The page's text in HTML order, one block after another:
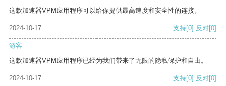
这款加速器VPM应用程序可以给你提供最高速度和安全性的连接。
2024-10-17 支持[0] 反对[0]
游客
这款加速器VPM应用程序已经为我们带来了无限的隐私保护和自由。
2024-10-17 支持[0] 反对[0]